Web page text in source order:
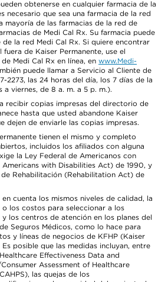
obtenerse en cualquier farmacia de la
necesario que sea una farmacia de la red
mayoría de las farmacias de la red de
de Medi Cal Rx. Su farmacia puede
la red Medi Cal Rx. Si quiere encontrar
fuera de Kaiser Permanente, use el
Medi Cal Rx en línea, en www.Medi-
puede llamar a Servicio al Cliente de
2273, las 24 horas del día, los 7 días de la
a viernes, de 8 a. m. a 5 p. m.).
recibir copias impresas del directorio de
hasta que usted abandone Kaiser
dejen de enviarle las copias impresas.
tienen el mismo y completo
incluidos los afiliados con alguna
la Ley Federal de Americanos con
with Disabilities Act) de 1990, y
Rehabilitación (Rehabilitation Act) de
cuenta los mismos niveles de calidad, la
los costos para seleccionar a los
los centros de atención en los planes del
Seguros Médicos, como lo hace para
y líneas de negocios de KFHP (Kaiser
posible que las medidas incluyan, entre
Effectiveness Data and
Assessment of Healthcare
las quejas de los